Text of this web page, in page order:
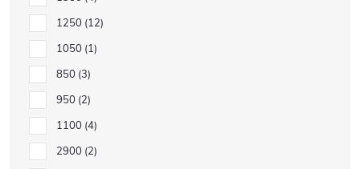
1250 12
1050 1
850 3
950 2
1100 4
2900 2